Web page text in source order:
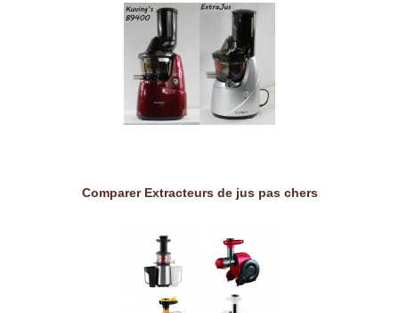
Comparer Extracteurs de jus pas chers